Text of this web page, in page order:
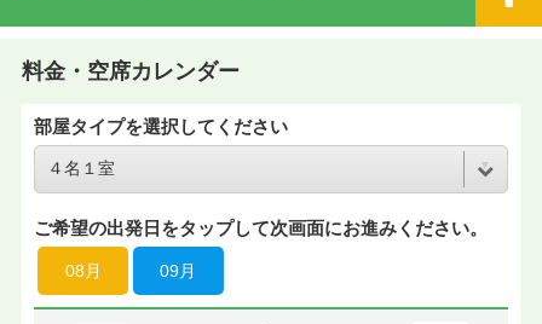
料金・空席カレンダー
部屋タイプを選択してください
ご希望の出発日をタップして次画面にお進みください。
08月 09月